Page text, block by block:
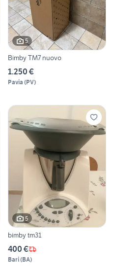
5
Bimby TM7 nuovo
1.250 €
Pavia (PV)
5
bimby tm31
400 €
Bari(BA)